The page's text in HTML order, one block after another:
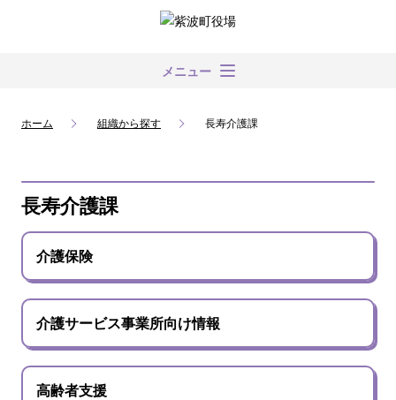
メニュー
ホーム 組織から探す 長寿介護課
長寿介護課
介護保険
介護サービス事業所向け情報
高齢者支援